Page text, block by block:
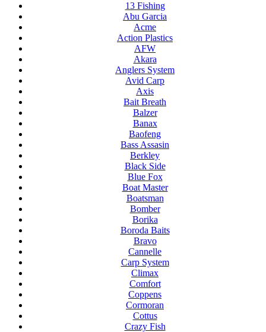
13 Fishing
Abu Garcia
Acme
Action Plastics
AFW
Akara
Anglers System
Avid Carp
Axis
Bait Breath
Balzer
Banax
Baofeng
Bass Assasin
Berkley
Black Side
Blue Fox
Boat Master
Boatsman
Bomber
Borika
Boroda Baits
Bravo
Cannelle
Carp System
Climax
Comfort
Coppens
Cormoran
Cottus
Crazy Fish